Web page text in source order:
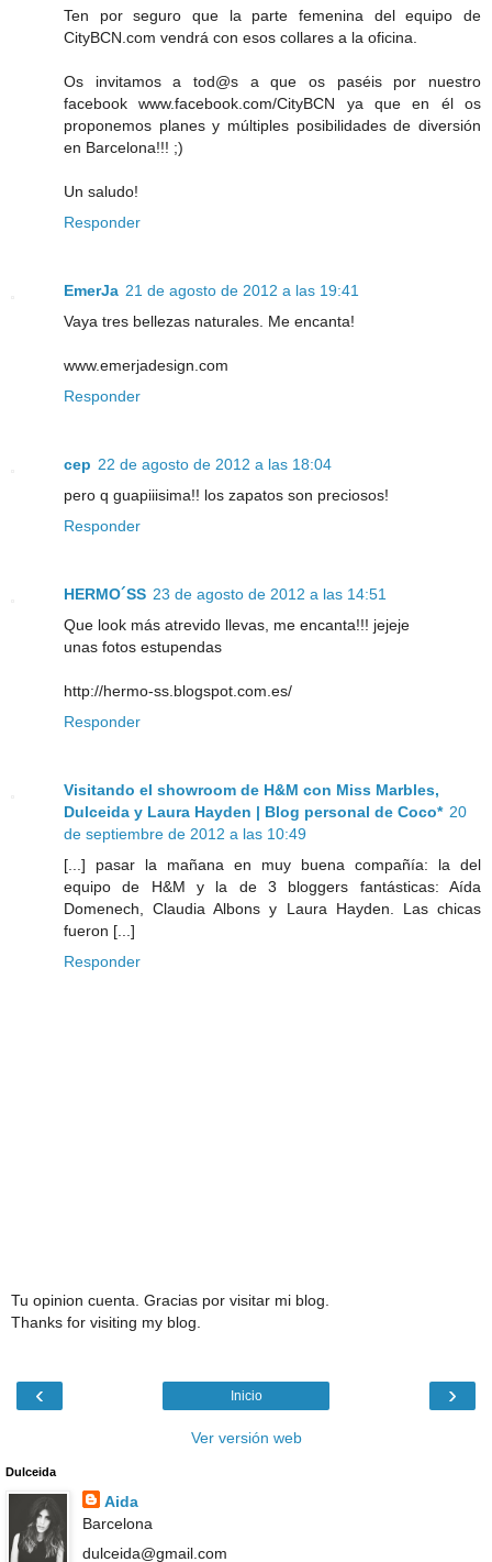
Ten por seguro que la parte femenina del equipo de
CityBCN.com vendrá con esos collares a la oficina.
Os invitamos a tod@s a que os paséis por nuestro
facebook www.facebook.com/CityBCN ya que en él os
proponemos planes y múltiples posibilidades de diversión
en Barcelona!!! ;)
Un saludo!
Responder
EmerJa 21 de agosto de 2012 a las 19:41
Vaya tres bellezas naturales. Me encanta!
www.emerjadesign.com
Responder
cep 22 de agosto de 2012 a las 18:04
pero q guapiiisima!! los zapatos son preciosos!
Responder
HERMO´SS 23 de agosto de 2012 a las 14:51
Que look más atrevido llevas, me encanta!!! jejeje
unas fotos estupendas
http://hermo-ss.blogspot.com.es/
Responder
Visitando el showroom de H&M con Miss Marbles,
Dulceida y Laura Hayden | Blog personal de Coco* 20
de septiembre de 2012 a las 10:49
[...] pasar la mañana en muy buena compañía: la del
equipo de H&M y la de 3 bloggers fantásticas: Aída
Domenech, Claudia Albons y Laura Hayden. Las chicas
fueron [...]
Responder
Tu opinion cuenta. Gracias por visitar mi blog.
Thanks for visiting my blog.
‹ ›
Inicio
Ver versión web
Dulceida
Aida
Barcelona
dulceida@gmail.com